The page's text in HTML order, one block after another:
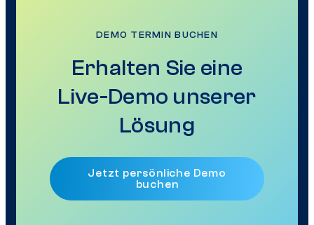
DEMO TERMIN BUCHEN
Erhalten Sie eine
Live-Demo unserer
Lösung
Jetzt persönliche Demo
buchen